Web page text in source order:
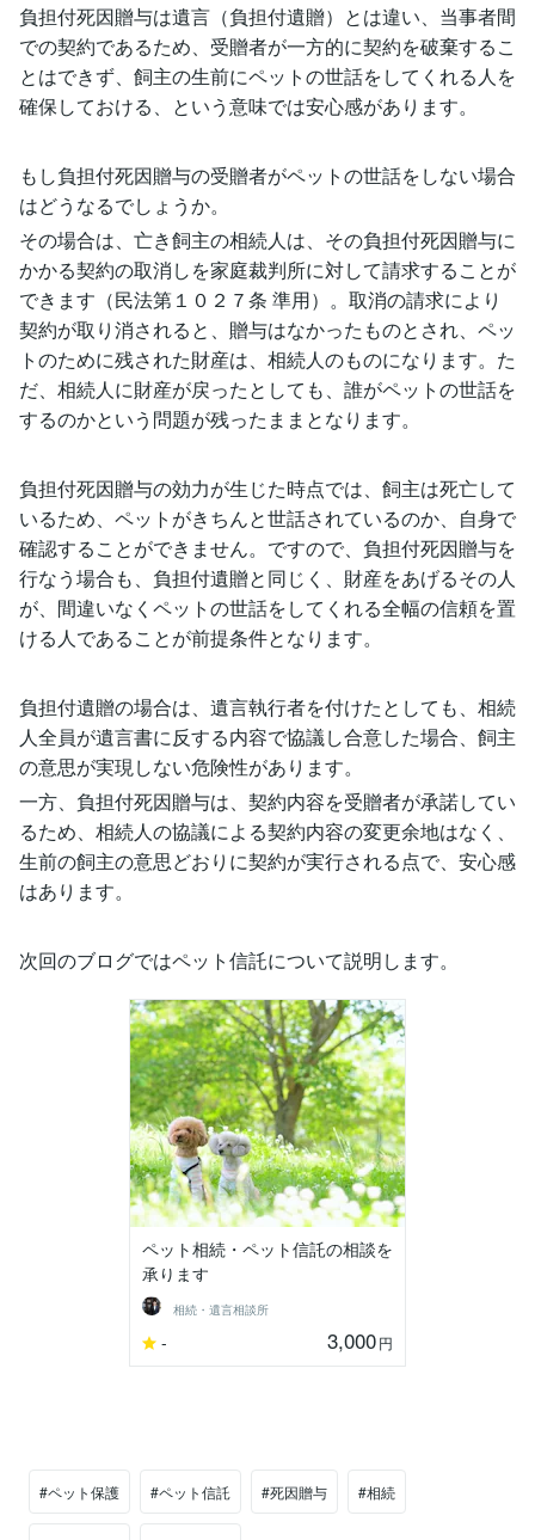
負担付死因贈与は遺言（負担付遺贈）とは違い、当事者間
での契約であるため、受贈者が一方的に契約を破棄するこ
とはできず、飼主の生前にペットの世話をしてくれる人を
確保しておける、という意味では安心感があります。
もし負担付死因贈与の受贈者がペットの世話をしない場合
はどうなるでしょうか。
その場合は、亡き飼主の相続人は、その負担付死因贈与に
かかる契約の取消しを家庭裁判所に対して請求することが
できます（民法第１０２７条 準用）。取消の請求により
契約が取り消されると、贈与はなかったものとされ、ペッ
トのために残された財産は、相続人のものになります。た
だ、相続人に財産が戻ったとしても、誰がペットの世話を
するのかという問題が残ったままとなります。
負担付死因贈与の効力が生じた時点では、飼主は死亡して
いるため、ペットがきちんと世話されているのか、自身で
確認することができません。ですので、負担付死因贈与を
行なう場合も、負担付遺贈と同じく、財産をあげるその人
が、間違いなくペットの世話をしてくれる全幅の信頼を置
ける人であることが前提条件となります。
負担付遺贈の場合は、遺言執行者を付けたとしても、相続
人全員が遺言書に反する内容で協議し合意した場合、飼主
の意思が実現しない危険性があります。
一方、負担付死因贈与は、契約内容を受贈者が承諾してい
るため、相続人の協議による契約内容の変更余地はなく、
生前の飼主の意思どおりに契約が実行される点で、安心感
はあります。
次回のブログではペット信託について説明します。
ペット相続・ペット信託の相談を
承ります
相続・遺言相談所
- 3,000円
#ペット保護 #ペット信託 #死因贈与 #相続